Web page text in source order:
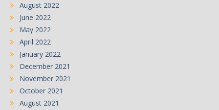
August 2022
June 2022
May 2022
April 2022
January 2022
December 2021
November 2021
October 2021
August 2021